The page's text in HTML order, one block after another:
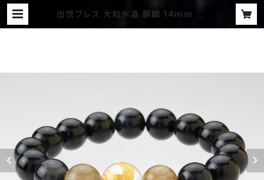
出世ブレス 大粒水晶 麒麟 14mm #L